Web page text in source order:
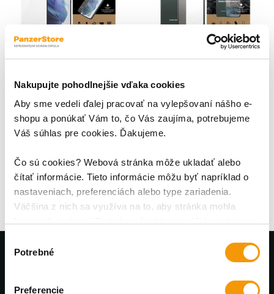
Nakupujte pohodlnejšie vďaka cookies
Aby sme vedeli ďalej pracovať na vylepšovaní nášho e-
shopu a ponúkať Vám to, čo Vás zaujíma, potrebujeme
Váš súhlas pre cookies. Ďakujeme.
Čo sú cookies? Webová stránka môže ukladať alebo
čítať informácie. Tieto informácie môžu byť napríklad o
nastaveniach, preferenciách alebo type zariadenia.
Väčšina z nich sa využíva na to, aby stránka mohla
súhlasu
Potrebné
Preferencie
Ochranná fólia Case
Friendly AB pre Samsung
Galaxy S22+, číra
Ochranná flexibilná fólia
renomovanej dánskej značky
ochrana celého displeja vášho
zariadenia. Je vyrobená z
ultratenkého a veľmi pružného
materiálu TPU, ktorý prešiel
záťažovými testami
zameranými na odolnosť.
7,19 € 19,95 €
Samsung Galaxy S22+,
čierna
Kvalitné ochranné puzdro
Panzerglass HardCase
ochranu vášho zariadenia.
Napriek svojmu štíhlemu
dizajnu ponúka pozoruhodne
vysokú odolnosť a
nekompromisnú ochranu.
19,95 €